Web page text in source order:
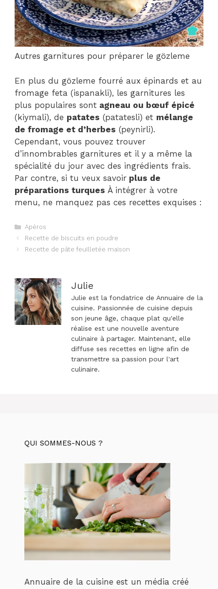
Autres garnitures pour préparer le gözleme
En plus du gözleme fourré aux épinards et au
fromage feta (ispanakli), les garnitures les
plus populaires sont agneau ou bœuf épicé
(kiymali), de patates (patatesli) et mélange
de fromage et d’herbes (peynirli).
Cependant, vous pouvez trouver
d’innombrables garnitures et il y a même la
spécialité du jour avec des ingrédients frais.
Par contre, si tu veux savoir plus de
préparations turques À intégrer à votre
menu, ne manquez pas ces recettes exquises :
Catégories
Apéros
Navigation
Recette de biscuits en poudre
Recette de pâte feuilletée maison
Julie
Julie est la fondatrice de Annuaire de la
cuisine. Passionnée de cuisine depuis
son jeune âge, chaque plat qu'elle
réalise est une nouvelle aventure
culinaire à partager. Maintenant, elle
diffuse ses recettes en ligne afin de
transmettre sa passion pour l'art
culinaire.
QUI SOMMES-NOUS ?
Annuaire de la cuisine est un média créé